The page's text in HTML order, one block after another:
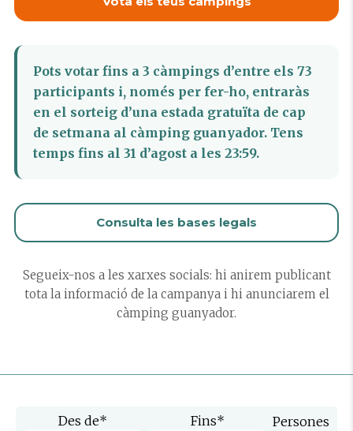
Pots votar fins a 3 càmpings d’entre els 73
participants i, només per fer-ho, entraràs
en el sorteig d’una estada gratuïta de cap
de setmana al càmping guanyador. Tens
temps fins al 31 d’agost a les 23:59.
Consulta les bases legals
Segueix-nos a les xarxes socials: hi anirem publicant
tota la informació de la campanya i hi anunciarem el
càmping guanyador.
Des de* Fins* Persones